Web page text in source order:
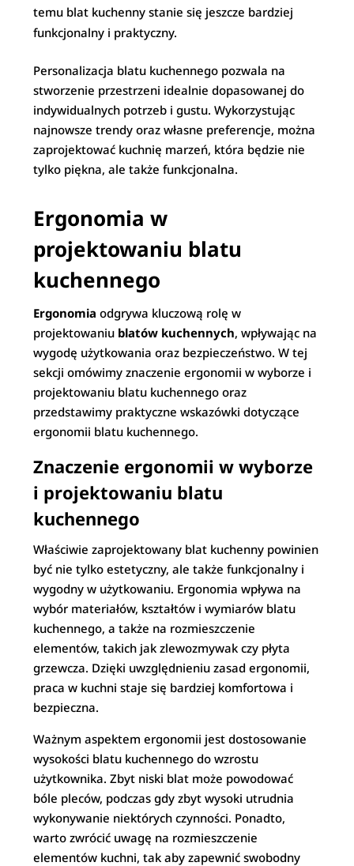
temu blat kuchenny stanie się jeszcze bardziej
funkcjonalny i praktyczny.
Personalizacja blatu kuchennego pozwala na
stworzenie przestrzeni idealnie dopasowanej do
indywidualnych potrzeb i gustu. Wykorzystując
najnowsze trendy oraz własne preferencje, można
zaprojektować kuchnię marzeń, która będzie nie
tylko piękna, ale także funkcjonalna.
Ergonomia w
projektowaniu blatu
kuchennego
Ergonomia odgrywa kluczową rolę w
projektowaniu blatów kuchennych, wpływając na
wygodę użytkowania oraz bezpieczeństwo. W tej
sekcji omówimy znaczenie ergonomii w wyborze i
projektowaniu blatu kuchennego oraz
przedstawimy praktyczne wskazówki dotyczące
ergonomii blatu kuchennego.
Znaczenie ergonomii w wyborze
i projektowaniu blatu
kuchennego
Właściwie zaprojektowany blat kuchenny powinien
być nie tylko estetyczny, ale także funkcjonalny i
wygodny w użytkowaniu. Ergonomia wpływa na
wybór materiałów, kształtów i wymiarów blatu
kuchennego, a także na rozmieszczenie
elementów, takich jak zlewozmywak czy płyta
grzewcza. Dzięki uwzględnieniu zasad ergonomii,
praca w kuchni staje się bardziej komfortowa i
bezpieczna.
Ważnym aspektem ergonomii jest dostosowanie
wysokości blatu kuchennego do wzrostu
użytkownika. Zbyt niski blat może powodować
bóle pleców, podczas gdy zbyt wysoki utrudnia
wykonywanie niektórych czynności. Ponadto,
warto zwrócić uwagę na rozmieszczenie
elementów kuchni, tak aby zapewnić swobodny